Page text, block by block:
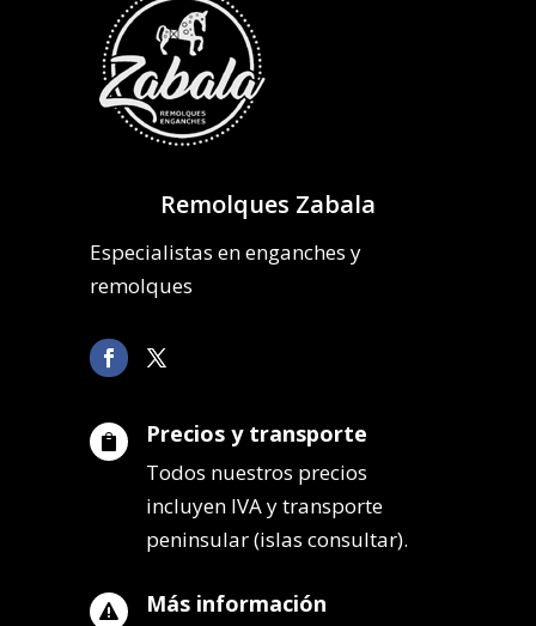
Remolques Zabala
Especialistas en enganches y
remolques
 Precios y transporte
Todos nuestros precios
incluyen IVA y transporte
peninsular (islas consultar).
 Más información